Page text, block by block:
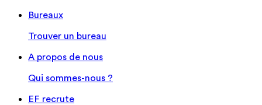
Bureaux
Trouver un bureau
A propos de nous
Qui sommes-nous ?
EF recrute